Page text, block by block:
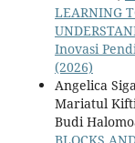
LEARNING
Inovasi
(2026)
Angelica
Mariatul
Budi